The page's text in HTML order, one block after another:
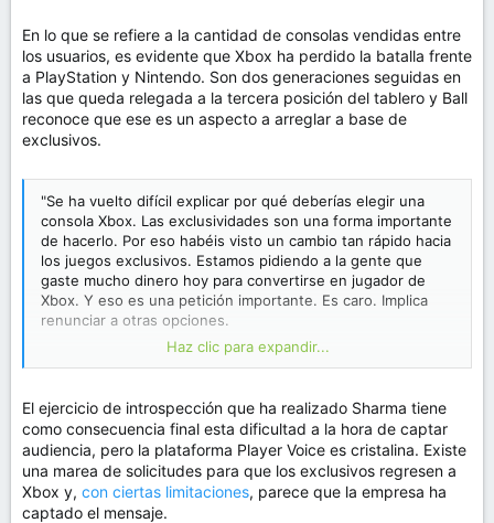
En lo que se refiere a la cantidad de consolas vendidas entre
los usuarios, es evidente que Xbox ha perdido la batalla frente
a PlayStation y Nintendo. Son dos generaciones seguidas en
las que queda relegada a la tercera posición del tablero y Ball
reconoce que ese es un aspecto a arreglar a base de
exclusivos.
"Se ha vuelto difícil explicar por qué deberías elegir una
consola Xbox. Las exclusividades son una forma importante
de hacerlo. Por eso habéis visto un cambio tan rápido hacia
los juegos exclusivos. Estamos pidiendo a la gente que
gaste mucho dinero hoy para convertirse en jugador de
Xbox. Y eso es una petición importante. Es caro. Implica
renunciar a otras opciones.
Tenemos la obligación de esforzarnos más y comunicarnos
jugador de Xbox. Además, tenemos una obligación con
aquellas personas a las que pedimos que compraran una
consola hace años. Debemos cumplir sus expectativas y
hacer que sientan que su elección de plataforma ha
merecido la pena."
Haz clic para expandir...
El ejercicio de introspección que ha realizado Sharma tiene
como consecuencia final esta dificultad a la hora de captar
audiencia, pero la plataforma Player Voice es cristalina. Existe
una marea de solicitudes para que los exclusivos regresen a
Xbox y, con ciertas limitaciones, parece que la empresa ha
captado el mensaje.